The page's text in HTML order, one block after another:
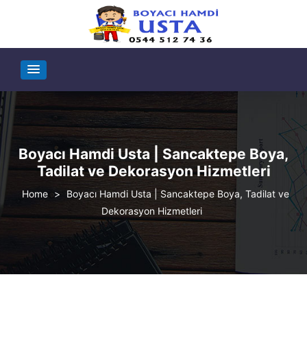
Boyacı Hamdi Usta | Sancaktepe Boya,
Tadilat ve Dekorasyon Hizmetleri
>
Boyacı Hamdi Usta | Sancaktepe Boya, Tadilat ve
Dekorasyon Hizmetleri